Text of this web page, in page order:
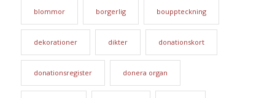
blommor borgerlig bouppteckning
dekorationer dikter donationskort
donationsregister donera organ